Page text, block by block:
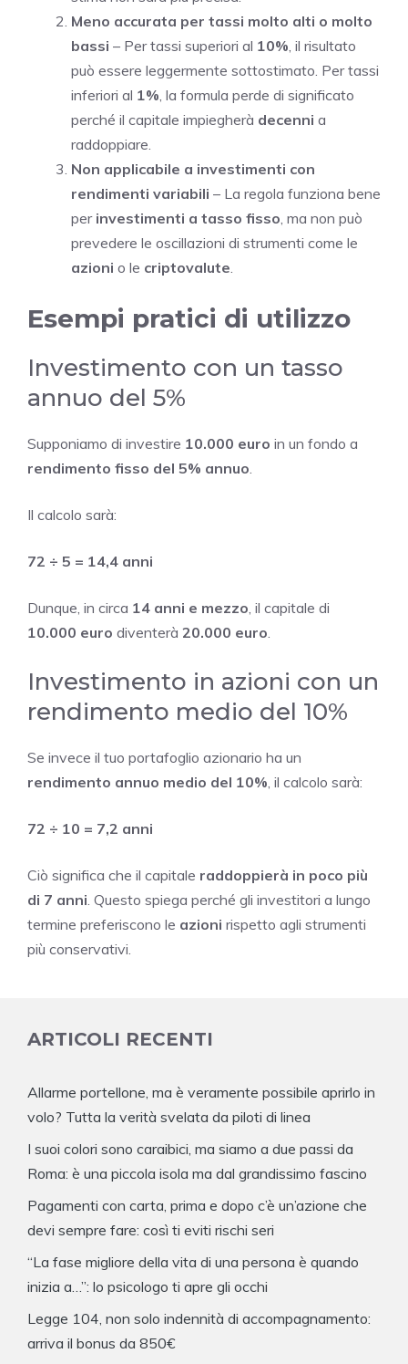
Meno accurata per tassi molto alti o molto
bassi – Per tassi superiori al 10% , il risultato
può essere leggermente sottostimato. Per tassi
inferiori al 1% , la formula perde di significato
perché il capitale impiegherà decenni a
raddoppiare.
Non applicabile a investimenti con
rendimenti variabili – La regola funziona bene
per investimenti a tasso fisso , ma non può
prevedere le oscillazioni di strumenti come le
azioni o le criptovalute
Esempi pratici di utilizzo
Investimento con un tasso
annuo del 5%
Supponiamo di investire 10.000 euro in un fondo a
rendimento fisso del 5% annuo
Il calcolo sarà:
72 ÷ 5 = 14,4 anni
Dunque, in circa 14 anni e mezzo , il capitale di
10.000 euro diventerà 20.000 euro
Investimento in azioni con un
rendimento medio del 10%
Se invece il tuo portafoglio azionario ha un
rendimento annuo medio del 10% , il calcolo sarà:
72 ÷ 10 = 7,2 anni
Ciò significa che il capitale raddoppierà in poco più
di 7 anni . Questo spiega perché gli investitori a lungo
termine preferiscono le azioni rispetto agli strumenti
più conservativi.
ARTICOLI RECENTI
Allarme portellone, ma è veramente possibile aprirlo in
volo? Tutta la verità svelata da piloti di linea
I suoi colori sono caraibici, ma siamo a due passi da
Roma: è una piccola isola ma dal grandissimo fascino
Pagamenti con carta, prima e dopo c’è un’azione che
devi sempre fare: così ti eviti rischi seri
“La fase migliore della vita di una persona è quando
inizia a…”: lo psicologo ti apre gli occhi
Legge 104, non solo indennità di accompagnamento:
arriva il bonus da 850€